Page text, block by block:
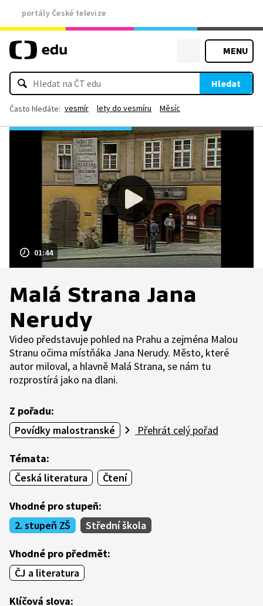
portály České televize
MENU
Hledat
Často hledáte: vesmír lety do vesmíru Měsíc
01:44
Malá Strana Jana
Nerudy
Video představuje pohled na Prahu a zejména Malou
Stranu očima místňáka Jana Nerudy. Město, které
autor miloval, a hlavně Malá Strana, se nám tu
rozprostírá jako na dlani.
Z pořadu:
Povídky malostranské
Přehrát celý pořad
Témata:
Česká literatura
Čtení
Vhodné pro stupeň:
2. stupeň ZŠ
Střední škola
Vhodné pro předmět:
ČJ a literatura
Klíčová slova: